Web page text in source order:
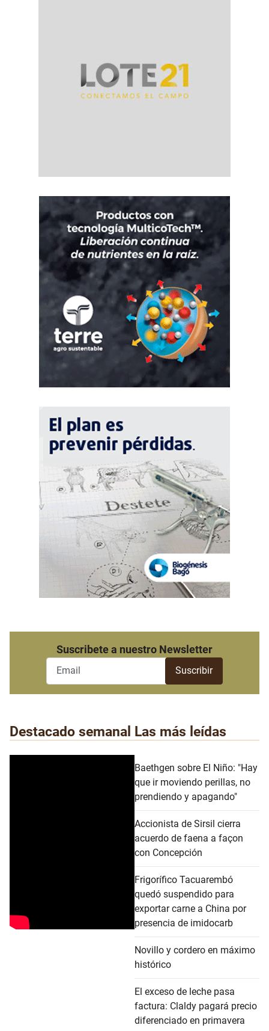
Suscribete a nuestro Newsletter
Destacado semanal Las más leídas
Baethgen sobre El Niño: "Hay
que ir moviendo perillas, no
prendiendo y apagando"
Accionista de Sirsil cierra
acuerdo de faena a façon
con Concepción
Frigorífico Tacuarembó
quedó suspendido para
exportar carne a China por
presencia de imidocarb
Novillo y cordero en máximo
histórico
El exceso de leche pasa
factura: Claldy pagará precio
diferenciado en primavera